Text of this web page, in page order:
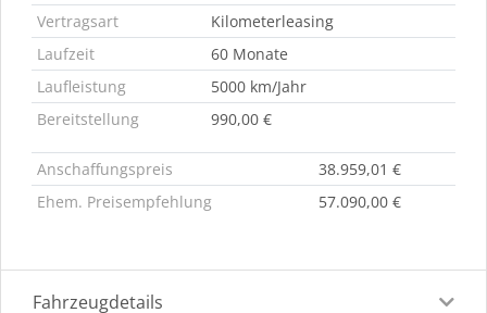
Vertragsart
Kilometerleasing
Laufzeit
60 Monate
Laufleistung
5000 km/Jahr
Bereitstellung
990,00 €
Anschaffungspreis
38.959,01 €
Ehem. Preisempfehlung
57.090,00 €
Fahrzeugdetails